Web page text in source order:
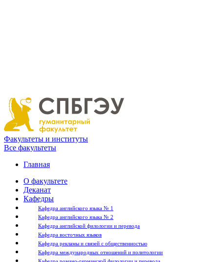
Факультеты и институты
Все факультеты
Главная
О факультете
Деканат
Кафедры
Кафедра английского языка № 1
Кафедра английского языка № 2
Кафедра английской филологии и перевода
Кафедра восточных языков
Кафедра рекламы и связей с общественностью
Кафедра международных отношений и политологии